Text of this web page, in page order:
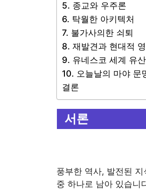
5. 종교와 우주론
6. 탁월한 아키텍처
7. 불가사의한 쇠퇴
8. 재발견과 현대적
9. 유네스코 세계 유산
10. 오늘날의 마야 문
결론
서론
풍부한 역사, 발전된
중 하나로 남아 있습니